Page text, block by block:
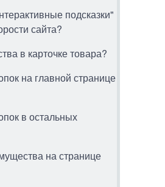
подсказки"
сайта?
в карточке товара?
на главной странице
в остальных
на странице